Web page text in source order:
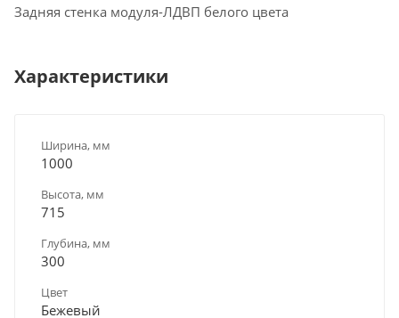
Задняя стенка модуля-ЛДВП белого цвета
Характеристики
Ширина, мм
1000
Высота, мм
715
Глубина, мм
300
Цвет
Бежевый